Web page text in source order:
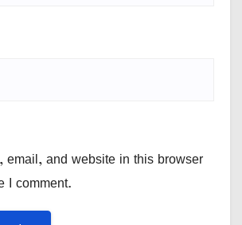
email, and website in this browser
I comment.